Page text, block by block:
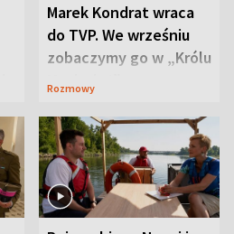
Marek Kondrat wraca
do TVP. We wrześniu
zobaczymy go w „Królu
Maciusiu I”
Rozmowy